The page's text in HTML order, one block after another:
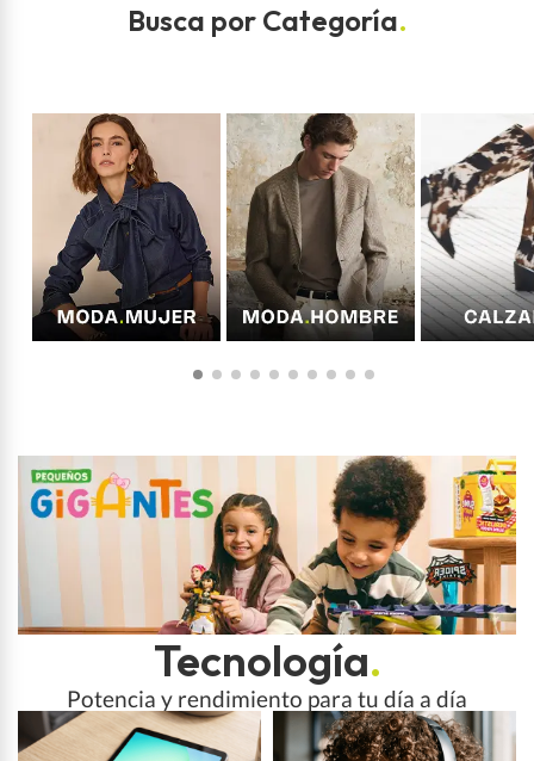
Busca por Categoría.
Tecnología.
Potencia y rendimiento para tu día a día